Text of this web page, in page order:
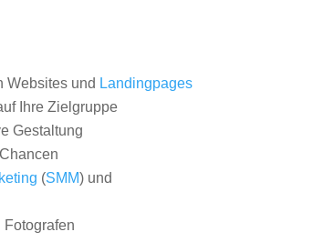
Websites und Landingpages
Ihre Zielgruppe
Gestaltung
(SMM) und